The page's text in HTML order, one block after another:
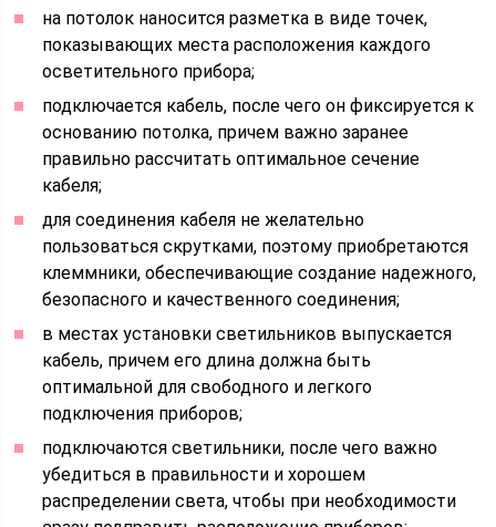
на потолок наносится разметка в виде точек,
показывающих места расположения каждого
осветительного прибора;
подключается кабель, после чего он фиксируется к
основанию потолка, причем важно заранее
правильно рассчитать оптимальное сечение
кабеля;
для соединения кабеля не желательно
пользоваться скрутками, поэтому приобретаются
клеммники, обеспечивающие создание надежного,
безопасного и качественного соединения;
в местах установки светильников выпускается
кабель, причем его длина должна быть
оптимальной для свободного и легкого
подключения приборов;
подключаются светильники, после чего важно
убедиться в правильности и хорошем
распределении света, чтобы при необходимости